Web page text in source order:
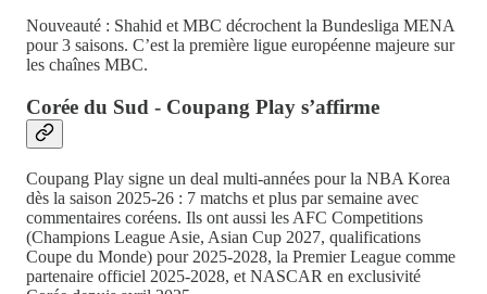
Nouveauté : Shahid et MBC décrochent la Bundesliga MENA
pour 3 saisons. C’est la première ligue européenne majeure sur
les chaînes MBC.
Corée du Sud - Coupang Play s’affirme
Coupang Play signe un deal multi-années pour la NBA Korea
dès la saison 2025-26 : 7 matchs et plus par semaine avec
commentaires coréens. Ils ont aussi les AFC Competitions
(Champions League Asie, Asian Cup 2027, qualifications
Coupe du Monde) pour 2025-2028, la Premier League comme
partenaire officiel 2025-2028, et NASCAR en exclusivité